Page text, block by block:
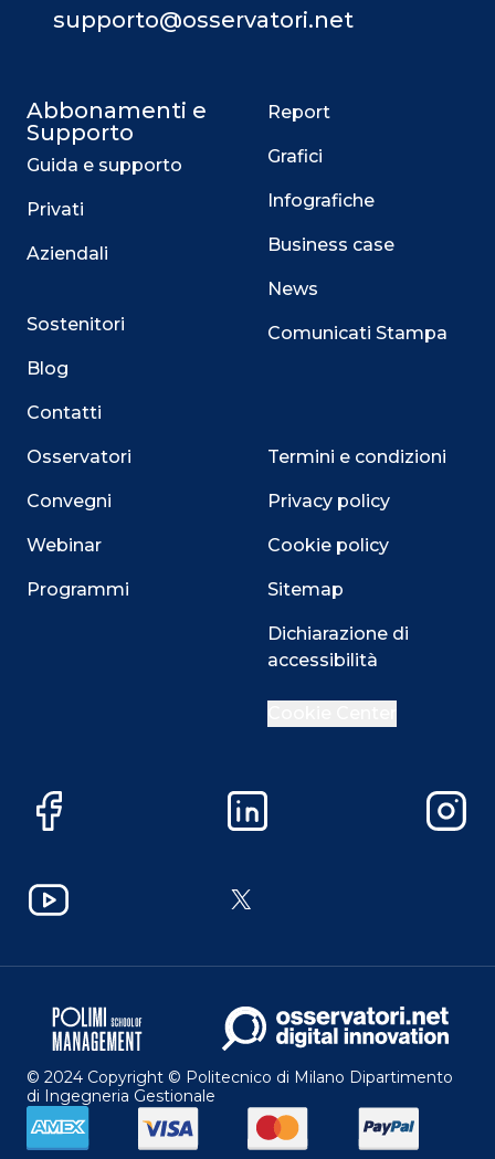
supporto@osservatori.net
Abbonamenti e
Supporto
Guida e supporto
Privati
Aziendali
Sostenitori
Blog
Contatti
Osservatori
Convegni
Webinar
Programmi
Report
Grafici
Infografiche
Business case
News
Comunicati Stampa
Termini e condizioni
Privacy policy
Cookie policy
Sitemap
Dichiarazione di
accessibilità
Facebook LinkedIn
YouTube X
© 2024 Copyright © Politecnico di Milano Dipartimento
di Ingegneria Gestionale